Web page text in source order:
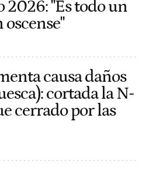
2026: "Es todo un
causa daños
cortada la N-
cerrado por las